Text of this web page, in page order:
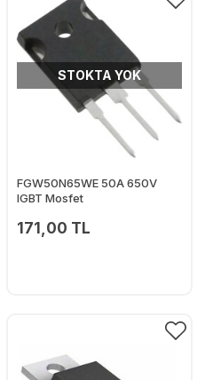
STOKTA YOK
FGW50N65WE 50A 650V
IGBT Mosfet
171,00 TL